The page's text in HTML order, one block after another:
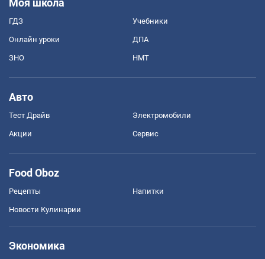
Моя школа
ГДЗ Учебники
Онлайн уроки ДПА
ЗНО НМТ
Авто
Тест Драйв Электромобили
Акции Сервис
Food Oboz
Рецепты Напитки
Новости Кулинарии
Экономика